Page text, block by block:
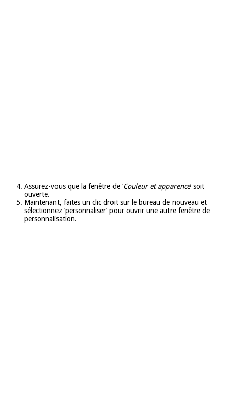
Assurez-vous que la fenêtre de ‘Couleur et apparence‘ soit
ouverte.
Maintenant, faites un clic droit sur le bureau de nouveau et
sélectionnez ‘personnaliser’ pour ouvrir une autre fenêtre de
personnalisation.